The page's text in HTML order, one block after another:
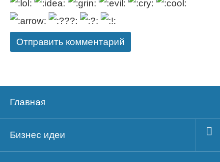
Главная
Бизнес идеи